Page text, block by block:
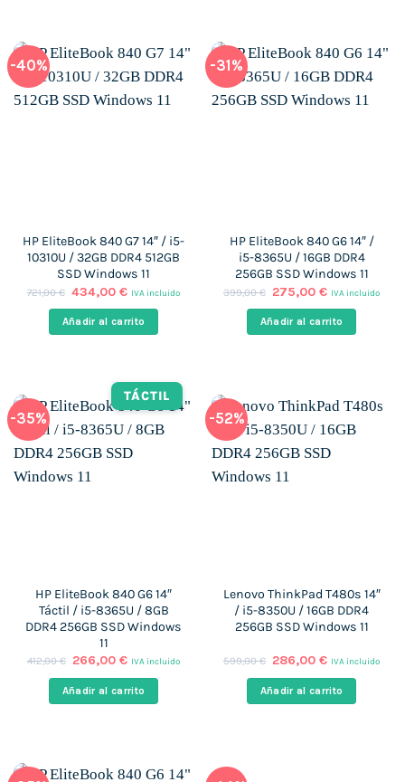
-40%
HP EliteBook 840 G7 14″ / i5-
10310U / 32GB DDR4 512GB
SSD Windows 11
721,00€ El
original
era:
434,00€El
actual
es:
IVA incluido
Añadir al carrito
-31%
HP EliteBook 840 G6 14″ /
i5-8365U / 16GB DDR4
256GB SSD Windows 11
399,00€ El
original
era:
275,00€El
actual
es:
IVA incluido
Añadir al carrito
-35%
TÁCTIL
HP EliteBook 840 G6 14″
Táctil / i5-8365U / 8GB
DDR4 256GB SSD Windows
11
412,00€ El
original
era:
266,00€El
actual
es:
IVA incluido
Añadir al carrito
-52%
Lenovo ThinkPad T480s 14″
/ i5-8350U / 16GB DDR4
256GB SSD Windows 11
599,00€ El
original
era:
286,00€El
actual
es:
IVA incluido
Añadir al carrito